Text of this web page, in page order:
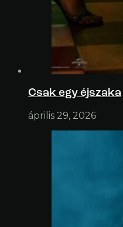
Csak egy éjszaka
április 29, 2026